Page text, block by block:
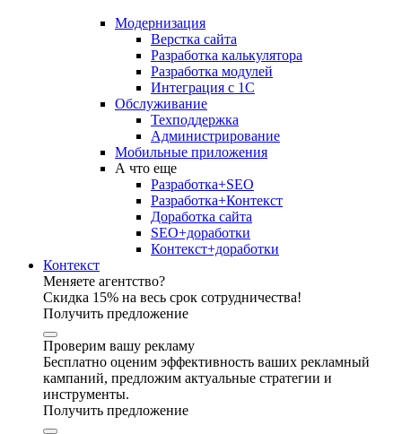
Модернизация
Верстка сайта
Разработка калькулятора
Разработка модулей
Интеграция с 1С
Обслуживание
Техподдержка
Администрирование
Мобильные приложения
А что еще
Разработка+SEO
Разработка+Контекст
Доработка сайта
SEO+доработки
Контекст+доработки
Контекст
Меняете агентство?
Скидка 15% на весь срок сотрудничества!
Получить предложение
Проверим вашу рекламу
Бесплатно оценим эффективность ваших рекламный
кампаний, предложим актуальные стратегии и
инструменты.
Получить предложение